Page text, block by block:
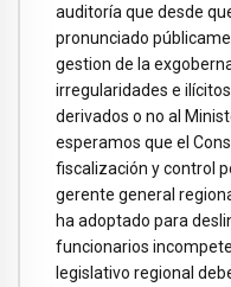
auditoría que desde
pronunciado
gestion de la
irregularidades e
derivados o no al
esperamos que el
fiscalización y control
gerente general
ha adoptado para
funcionarios
legislativo regional